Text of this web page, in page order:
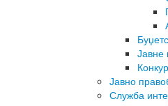
Јавне
Јавно
Служба